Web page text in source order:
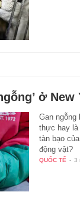
ở New
Gan ngỗng
thực hay
tàn bạo
động vật?
QUỐC TẾ - 3